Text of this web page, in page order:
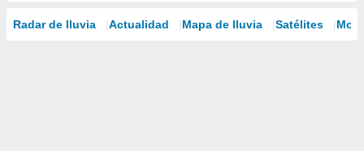
Radar de lluvia Actualidad Mapa de lluvia Satélites